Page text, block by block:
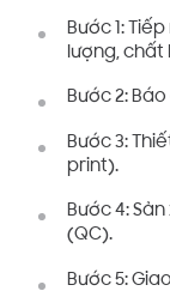
Bước 1:
lượng, chất
Bước 2:
Bước 3:
print).
Bước 4:
(QC).
Bước 5: